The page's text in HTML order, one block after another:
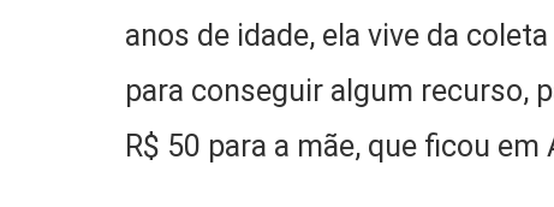
anos de idade, ela vive da
para conseguir algum recurso,
R$ 50 para a mãe, que ficou em